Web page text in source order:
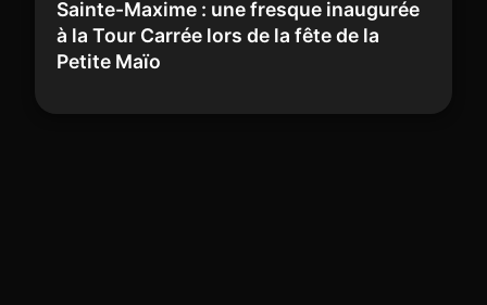
Sainte-Maxime : une fresque inaugurée
à la Tour Carrée lors de la fête de la
Petite Maïo